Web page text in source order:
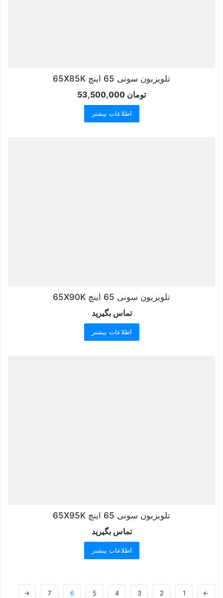
تلویزیون سونی 65 اینچ 65X85K
تومان
اطلاعات بیشتر
تلویزیون سونی 65 اینچ 65X90K
تماس بگیرید
اطلاعات بیشتر
تلویزیون سونی 65 اینچ 65X95K
تماس بگیرید
اطلاعات بیشتر
→
1
2
3
4
5
6
7
←